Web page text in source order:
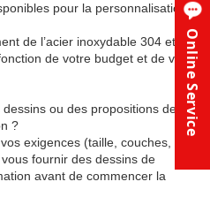
pour la personnalisation
de l’acier inoxydable 304 et
de votre budget et de vos
ou des propositions de
?
exigences (taille, couches,
fournir des dessins de
avant de commencer la
Online Service